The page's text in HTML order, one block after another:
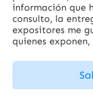
información que
consulto, la
expositores me
quienes